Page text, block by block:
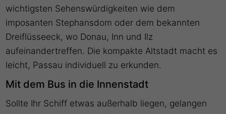
wichtigsten Sehenswürdigkeiten wie dem
imposanten Stephansdom oder dem bekannten
Dreiflüsseeck, wo Donau, Inn und Ilz
aufeinandertreffen. Die kompakte Altstadt macht es
leicht, Passau individuell zu erkunden.
Mit dem Bus in die Innenstadt
Sollte Ihr Schiff etwas außerhalb liegen, gelangen